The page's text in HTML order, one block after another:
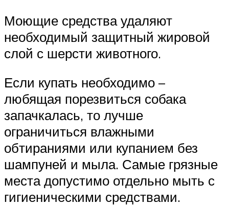
Моющие средства удаляют
необходимый защитный жировой
слой с шерсти животного.
Если купать необходимо –
любящая порезвиться собака
запачкалась, то лучше
ограничиться влажными
обтираниями или купанием без
шампуней и мыла. Самые грязные
места допустимо отдельно мыть с
гигиеническими средствами.